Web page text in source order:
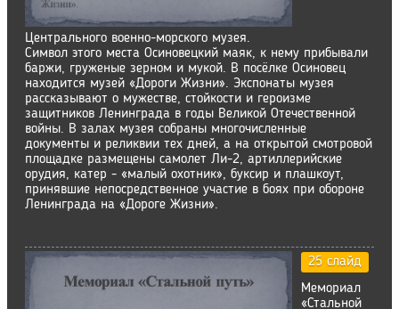
Центрального военно-морского музея.
Символ этого места Осиновецкий маяк, к нему прибывали
баржи, груженые зерном и мукой. В посёлке Осиновец
находится музей «Дороги Жизни». Экспонаты музея
рассказывают о мужестве, стойкости и героизме
защитников Ленинграда в годы Великой Отечественной
войны. В залах музея собраны многочисленные
документы и реликвии тех дней, а на открытой смотровой
площадке размещены самолет Ли-2, артиллерийские
орудия, катер - «малый охотник», буксир и плашкоут,
принявшие непосредственное участие в боях при обороне
Ленинграда на «Дороге Жизни».
25 слайд
Мемориал
«Стальной